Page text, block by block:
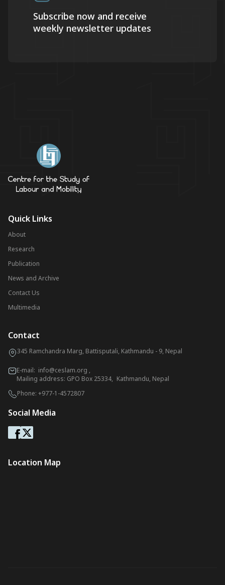
Subscribe now and receive
weekly newsletter updates
Quick Links
About
Research
Publication
News and Archive
Contact Us
Multimedia
Contact
345 Ramchandra Marg, Battisputali, Kathmandu - 9, Nepal
E-mail: info@ceslam.org ,
Mailing address: GPO Box 25334, Kathmandu, Nepal
Phone: +977-1-4572807
Social Media
Location Map